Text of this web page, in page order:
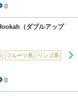
0
（ダブルアップ
フルーツ系 リンゴ系
0